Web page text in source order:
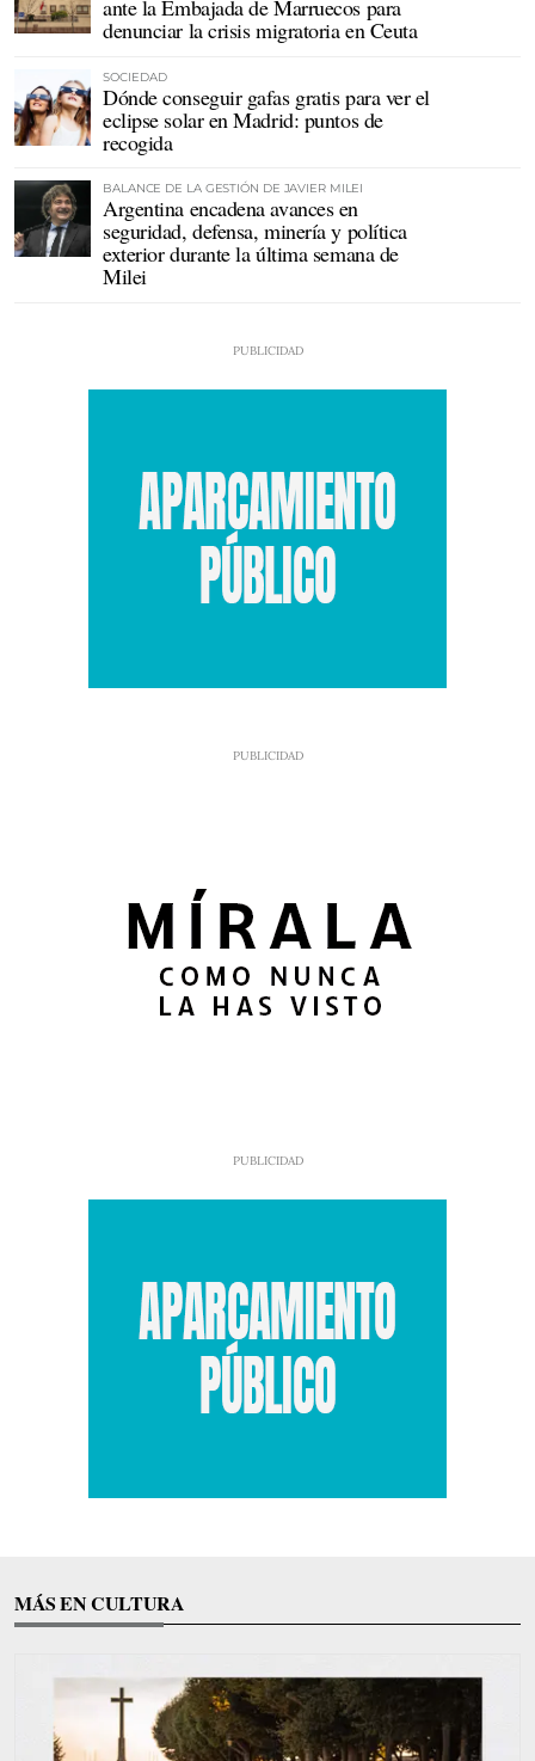
ante la Embajada de Marruecos para
denunciar la crisis migratoria en Ceuta
SOCIEDAD
Dónde conseguir gafas gratis para ver el
eclipse solar en Madrid: puntos de
recogida
BALANCE DE LA GESTIÓN DE JAVIER MILEI
Argentina encadena avances en
seguridad, defensa, minería y política
exterior durante la última semana de
Milei
MÁS EN CULTURA